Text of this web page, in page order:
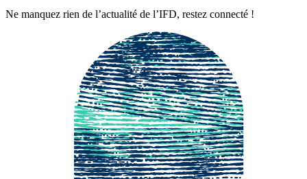
Ne manquez rien de l’actualité de l’IFD, restez connecté !